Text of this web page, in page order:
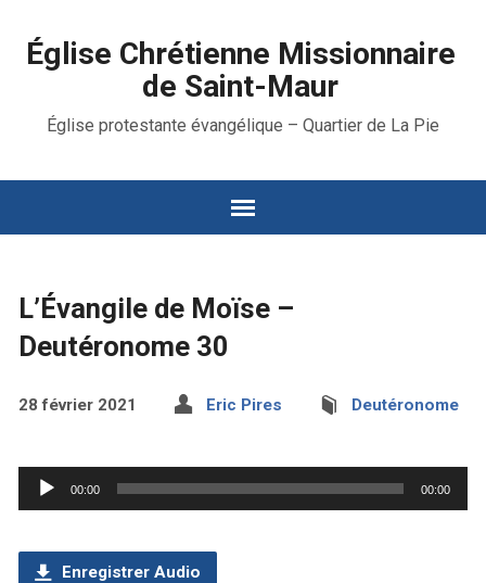
Église Chrétienne Missionnaire
de Saint-Maur
Église protestante évangélique – Quartier de La Pie
L’Évangile de Moïse –
Deutéronome 30
28 février 2021 Eric Pires Deutéronome
Lecteur
audio
00:00 00:00
Enregistrer Audio